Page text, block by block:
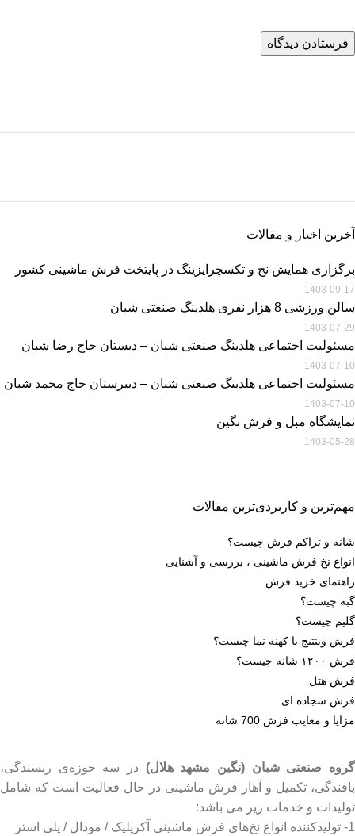
اطلاعات بیشتر
آخرین اخبار و مقالات
برگزاری همایش نخ و تکسچرایزینگ در پایتخت فرش ماشینی کشور
1403-09-17
سالن ورزشی 8 هزار نفری هلدینگ صنعتی شبان
1403-07-29
مسئولیت اجتماعی هلدینگ صنعتی شبان – دبستان حاج رضا شبان
1403-07-10
مسئولیت اجتماعی هلدینگ صنعتی شبان – دبیرستان حاج محمد شبان
1403-07-10
نمایشگاه مبل و فرش نگین
1403-05-28
مهم‌ترین و کاربردی‌ترین مقالات
شانه و تراکم فرش چیست؟
انواع نخ فرش ماشینی ، بررسی و آشنایی
راهنمای خرید فرش
گبه چیست؟
گلیم چیست؟
فرش وینتیج یا کهنه نما چیست؟
فرش ۱۲۰۰ شانه چیست؟
فرش هتل
فرش سجاده ای
مزایا و معایب فرش 700 شانه
گروه صنعتی شبان (نگین مشهد هلال) در سه حوزه‌ی ریسندگی،
بافندگی، تکمیل و آهار فرش ماشینی در حال فعالیت است که شامل
تولیدات و خدمات زیر می باشد:
1- تولیدکننده انواع نخ‌های فرش ماشینی آکریلیک / مودال / پلی استر